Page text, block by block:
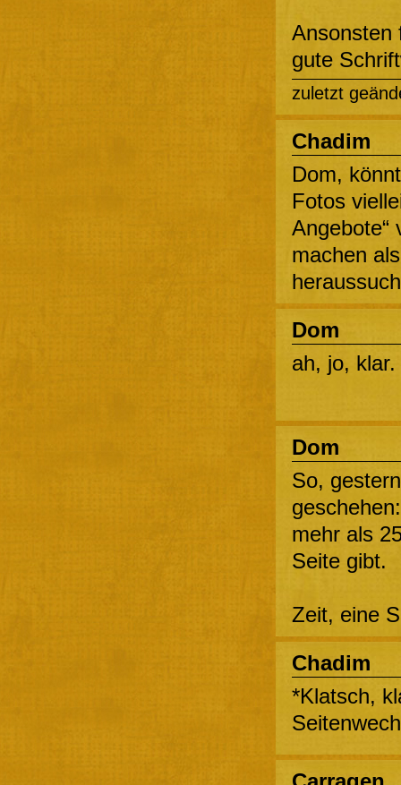
Ansonsten
gute
zuletzt
Chadim
Dom,
Fotos
Angebote“
machen
Dom
ah, jo,
Dom
So,
mehr als
Seite gibt.
Zeit, eine
Chadim
*Klatsch,